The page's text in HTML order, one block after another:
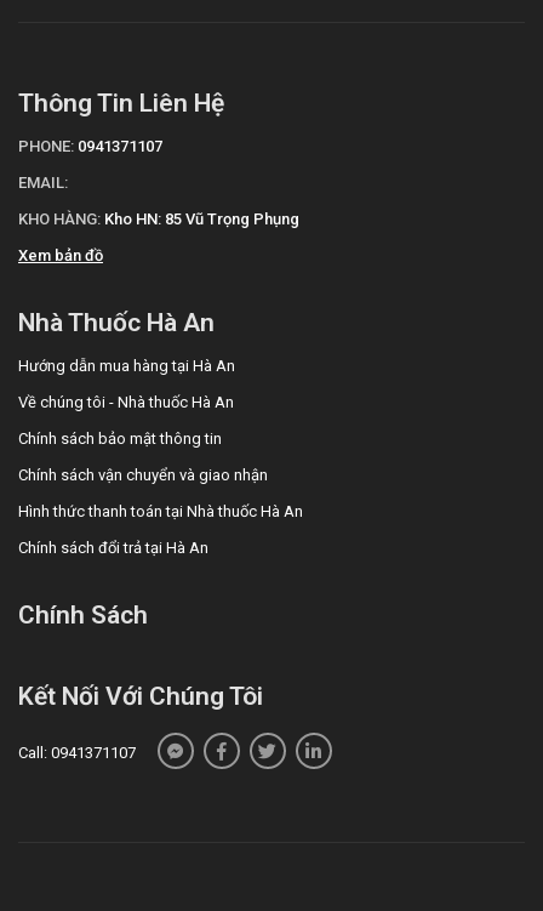
Thông Tin Liên Hệ
PHONE: 0941371107
EMAIL:
KHO HÀNG: Kho HN: 85 Vũ Trọng Phụng
Xem bản đồ
Nhà Thuốc Hà An
Hướng dẫn mua hàng tại Hà An
Về chúng tôi - Nhà thuốc Hà An
Chính sách bảo mật thông tin
Chính sách vận chuyển và giao nhận
Hình thức thanh toán tại Nhà thuốc Hà An
Chính sách đổi trả tại Hà An
Chính Sách
Kết Nối Với Chúng Tôi
Call: 0941371107